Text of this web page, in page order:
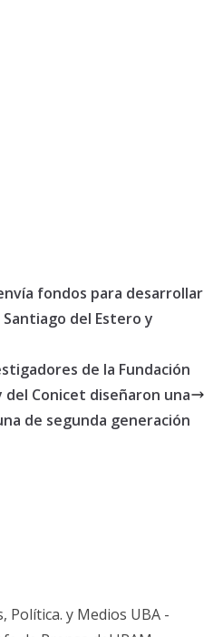
fondos para desarrollar
del Estero y
de la Fundación
Conicet diseñaron una
de segunda generación
Política. y Medios UBA -